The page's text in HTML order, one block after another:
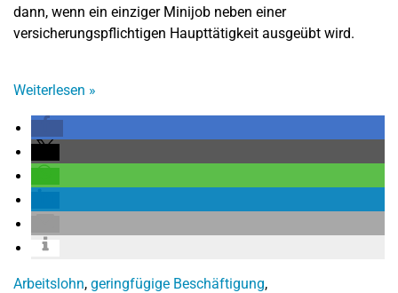
dann, wenn ein einziger Minijob neben einer
versicherungspflichtigen Haupttätigkeit ausgeübt wird.
Weiterlesen »
Arbeitslohn, geringfügige Beschäftigung,